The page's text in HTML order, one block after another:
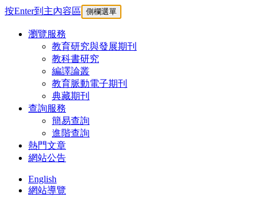
按Enter到主內容區 側欄選單
瀏覽服務
教育研究與發展期刊
教科書研究
編譯論叢
教育脈動電子期刊
典藏期刊
查詢服務
簡易查詢
進階查詢
熱門文章
網站公告
English
網站導覽